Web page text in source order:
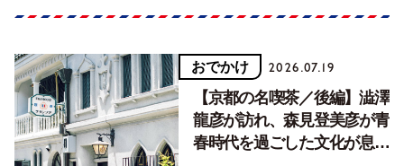
おでかけ 2026.07.19
【京都の名喫茶／後編】澁澤
龍彦が訪れ、森見登美彦が青
春時代を過ごした文化が息づ